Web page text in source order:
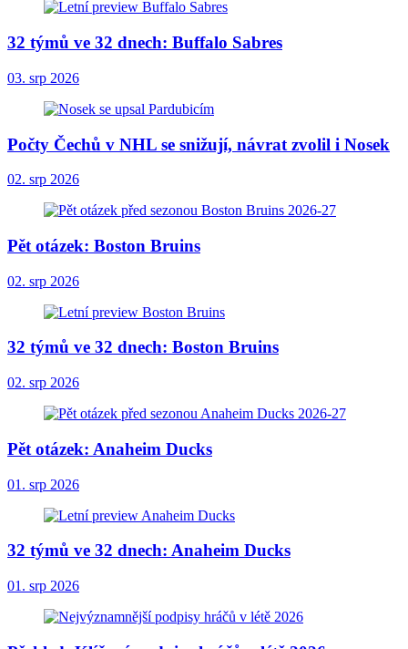
32 týmů ve 32 dnech: Buffalo Sabres
03. srp 2026
Počty Čechů v NHL se snižují, návrat zvolil i Nosek
02. srp 2026
Pět otázek: Boston Bruins
02. srp 2026
32 týmů ve 32 dnech: Boston Bruins
02. srp 2026
Pět otázek: Anaheim Ducks
01. srp 2026
32 týmů ve 32 dnech: Anaheim Ducks
01. srp 2026